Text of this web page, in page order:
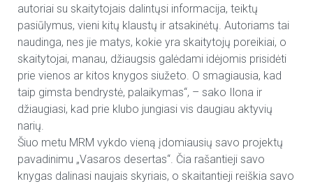
autoriai su skaitytojais dalintųsi informacija, teiktų
pasiūlymus, vieni kitų klaustų ir atsakinėtų. Autoriams tai
naudinga, nes jie matys, kokie yra skaitytojų poreikiai, o
skaitytojai, manau, džiaugsis galėdami idėjomis prisidėti
prie vienos ar kitos knygos siužeto. O smagiausia, kad
taip gimsta bendrystė, palaikymas“, – sako Ilona ir
džiaugiasi, kad prie klubo jungiasi vis daugiau aktyvių
narių.
Šiuo metu MRM vykdo vieną įdomiausių savo projektų
pavadinimu „Vasaros desertas“. Čia rašantieji savo
knygas dalinasi naujais skyriais, o skaitantieji reiškia savo